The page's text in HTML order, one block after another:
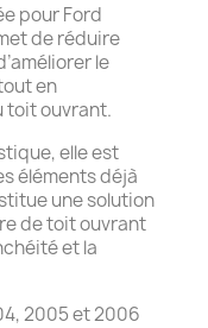
pour Ford
de réduire
le
en
toit ouvrant.
elle est
éléments déjà
une solution
de toit ouvrant
et la
2005 et 2006